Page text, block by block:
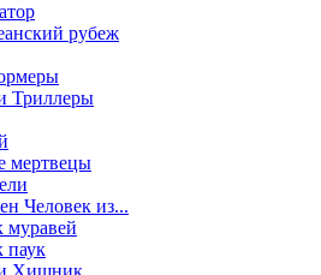
рубеж
Триллеры
мертвецы
Человек из...
муравей
паук